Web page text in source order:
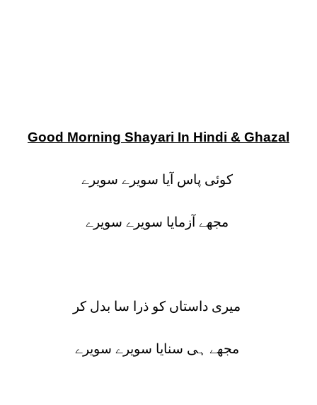
Good Morning Shayari In Hindi & Ghazal
کوئی پاس آیا سویرے سویرے